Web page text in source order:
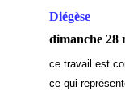
Diégèse
dimanche 28
ce travail est
ce qui